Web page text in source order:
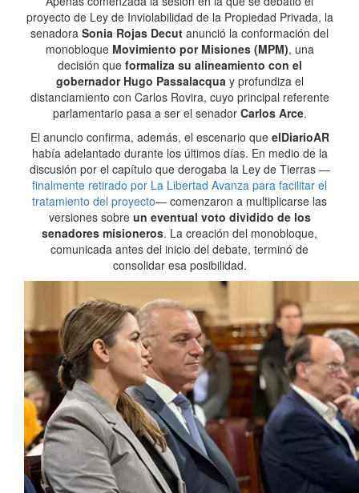
proyecto de Ley de Inviolabilidad de la Propiedad Privada, la
senadora Sonia Rojas Decut anunció la conformación del
monobloque Movimiento por Misiones (MPM), una
decisión que formaliza su alineamiento con el
gobernador Hugo Passalacquay profundiza el
distanciamiento con Carlos Rovira, cuyo principal referente
parlamentario pasa a ser el senador Carlos Arce.
El anuncio confirma, además, el escenario que elDiarioAR
había adelantado durante los últimos días. En medio de la
discusión por el capítulo que derogaba la Ley de Tierras —
finalmente retirado por La Libertad Avanza para facilitar el
tratamiento del proyecto— comenzaron a multiplicarse las
versiones sobre un eventual voto dividido de los
senadores misioneros. La creación del monobloque,
comunicada antes del inicio del debate, terminó de
consolidar esa posibilidad.